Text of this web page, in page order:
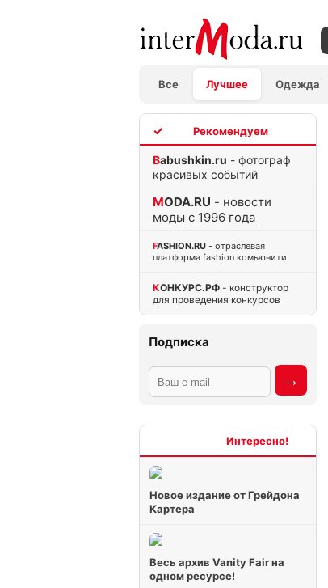
Все Лучшее Одежда
Babushkin.ru - фотограф
красивых событий
MODA.RU - новости
моды с 1996 года
FASHION.RU - отраслевая
платформа fashion комьюнити
КОНКУРС.РФ - конструктор
для проведения конкурсов
Подписка
Новое издание от Грейдона
Картера
Весь архив Vanity Fair на
одном ресурсе!